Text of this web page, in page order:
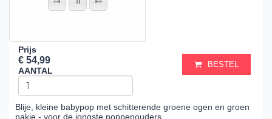
Prijs
€ 54,99
AANTAL
BESTEL
Blije, kleine babypop met schitterende groene ogen en groen
pakje - voor de jongste poppenouders